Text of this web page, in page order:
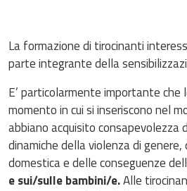
La formazione di tirocinanti
parte integrante della
E’ particolarmente importante che
momento in cui si inseriscono nel
abbiano acquisito consapevolezza
dinamiche della violenza di
domestica e delle conseguenze
e sui/sulle bambini/e.Alle